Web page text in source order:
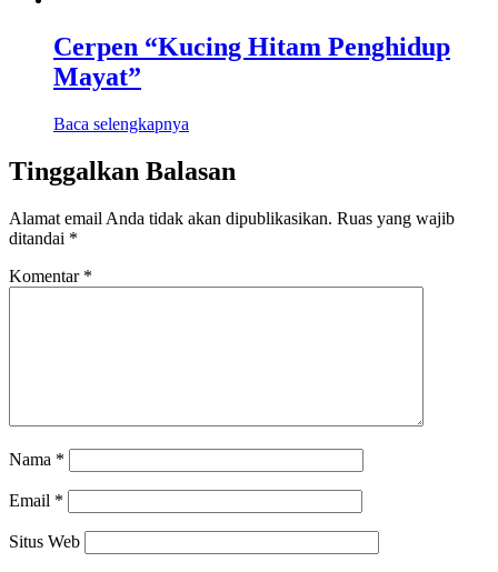
Cerpen “Kucing Hitam Penghidup
Mayat”
Baca selengkapnya
Tinggalkan Balasan
Alamat email Anda tidak akan dipublikasikan. Ruas yang wajib
ditandai *
Komentar *
Nama *
Email *
Situs Web